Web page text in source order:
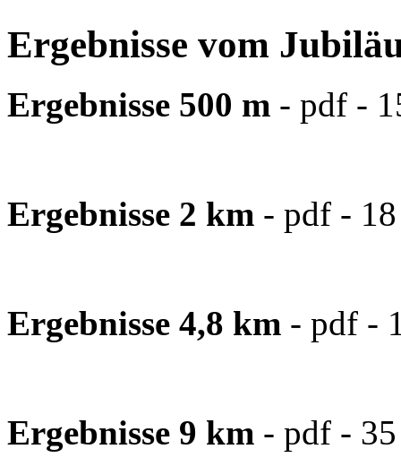
Ergebnisse vom
Ergebnisse 500 m - pdf -
Ergebnisse 2 km - pdf -
Ergebnisse 4,8 km - pdf -
Ergebnisse 9 km - pdf -